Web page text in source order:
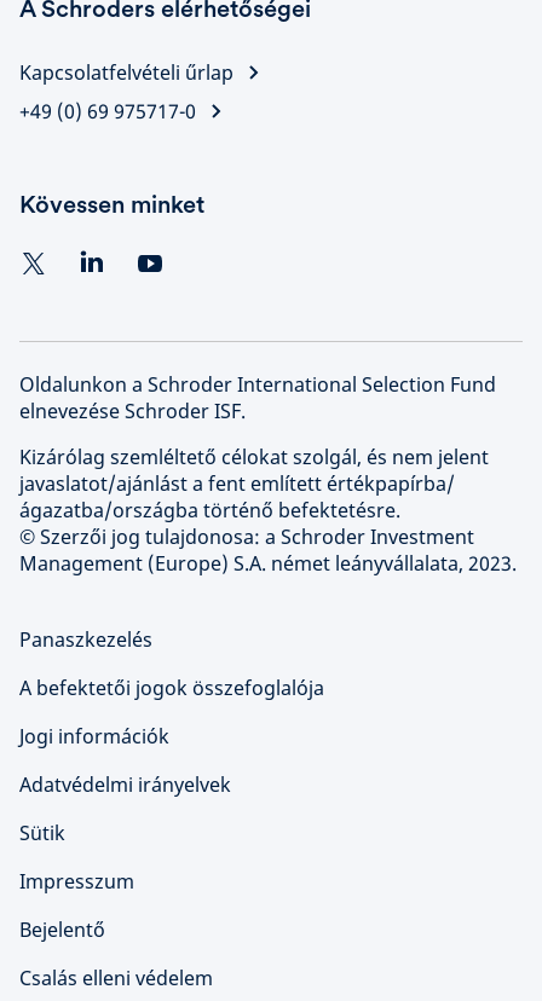
A Schroders elérhetőségei
Kapcsolatfelvételi űrlap
+49 (0) 69 975717-0
Kövessen minket
Oldalunkon a Schroder International Selection Fund
elnevezése Schroder ISF.
Kizárólag szemléltető célokat szolgál, és nem jelent
javaslatot/ajánlást a fent említett értékpapírba/
ágazatba/országba történő befektetésre.
© Szerzői jog tulajdonosa: a Schroder Investment
Management (Europe) S.A. német leányvállalata, 2023.
Panaszkezelés
A befektetői jogok összefoglalója
Jogi információk
Adatvédelmi irányelvek
Sütik
Impresszum
Bejelentő
Csalás elleni védelem